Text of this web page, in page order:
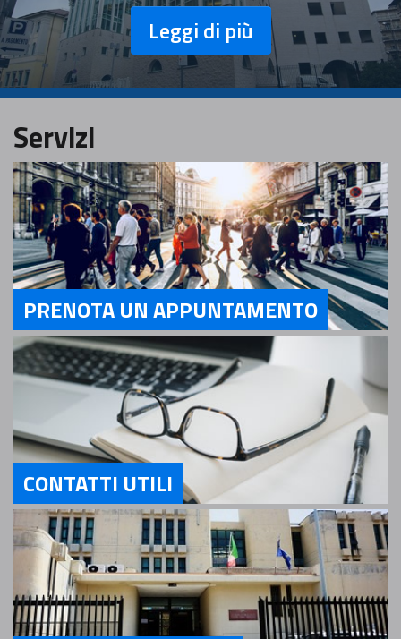
Leggi di più
Servizi
Servizi PRENOTA UN APPUNTAMENTO
PRENOTA UN APPUNTAMENTO
Servizi Contatti utili
CONTATTI UTILI